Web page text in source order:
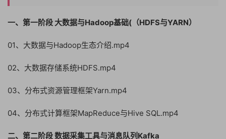
一、第一阶段 大数据与Hadoop基础(（HDFS与YARN）
01、大数据与Hadoop生态介绍.mp4
02、大数据存储系统HDFS.mp4
03、分布式资源管理框架Yarn.mp4
04、分布式计算框架MapReduce与Hive SQL.mp4
二、第二阶段 数据采集工具与消息队列Kafka